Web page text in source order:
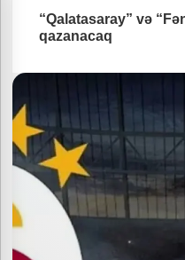
“Qalatasaray” və
qazanacaq